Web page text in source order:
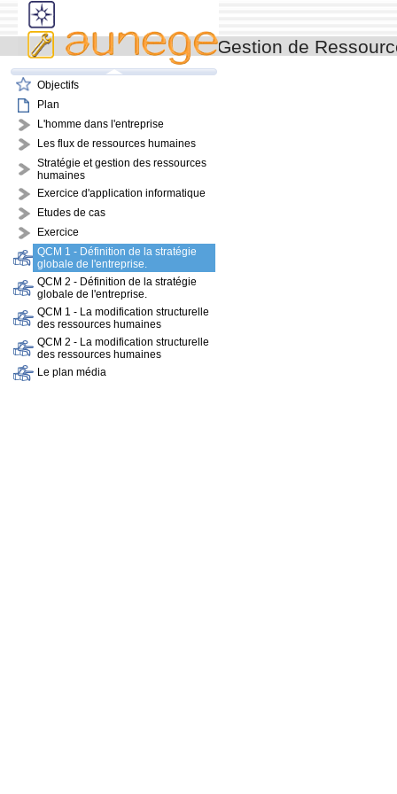
Gestion de
Objectifs
Plan
L'homme dans l'entreprise
Les flux de ressources humaines
Stratégie et gestion des ressources
humaines
Exercice d'application informatique
Etudes de cas
Exercice
QCM 1 - Définition de la stratégie
globale de l'entreprise.
QCM 2 - Définition de la stratégie
globale de l'entreprise.
QCM 1 - La modification structurelle
des ressources humaines
QCM 2 - La modification structurelle
des ressources humaines
Le plan média